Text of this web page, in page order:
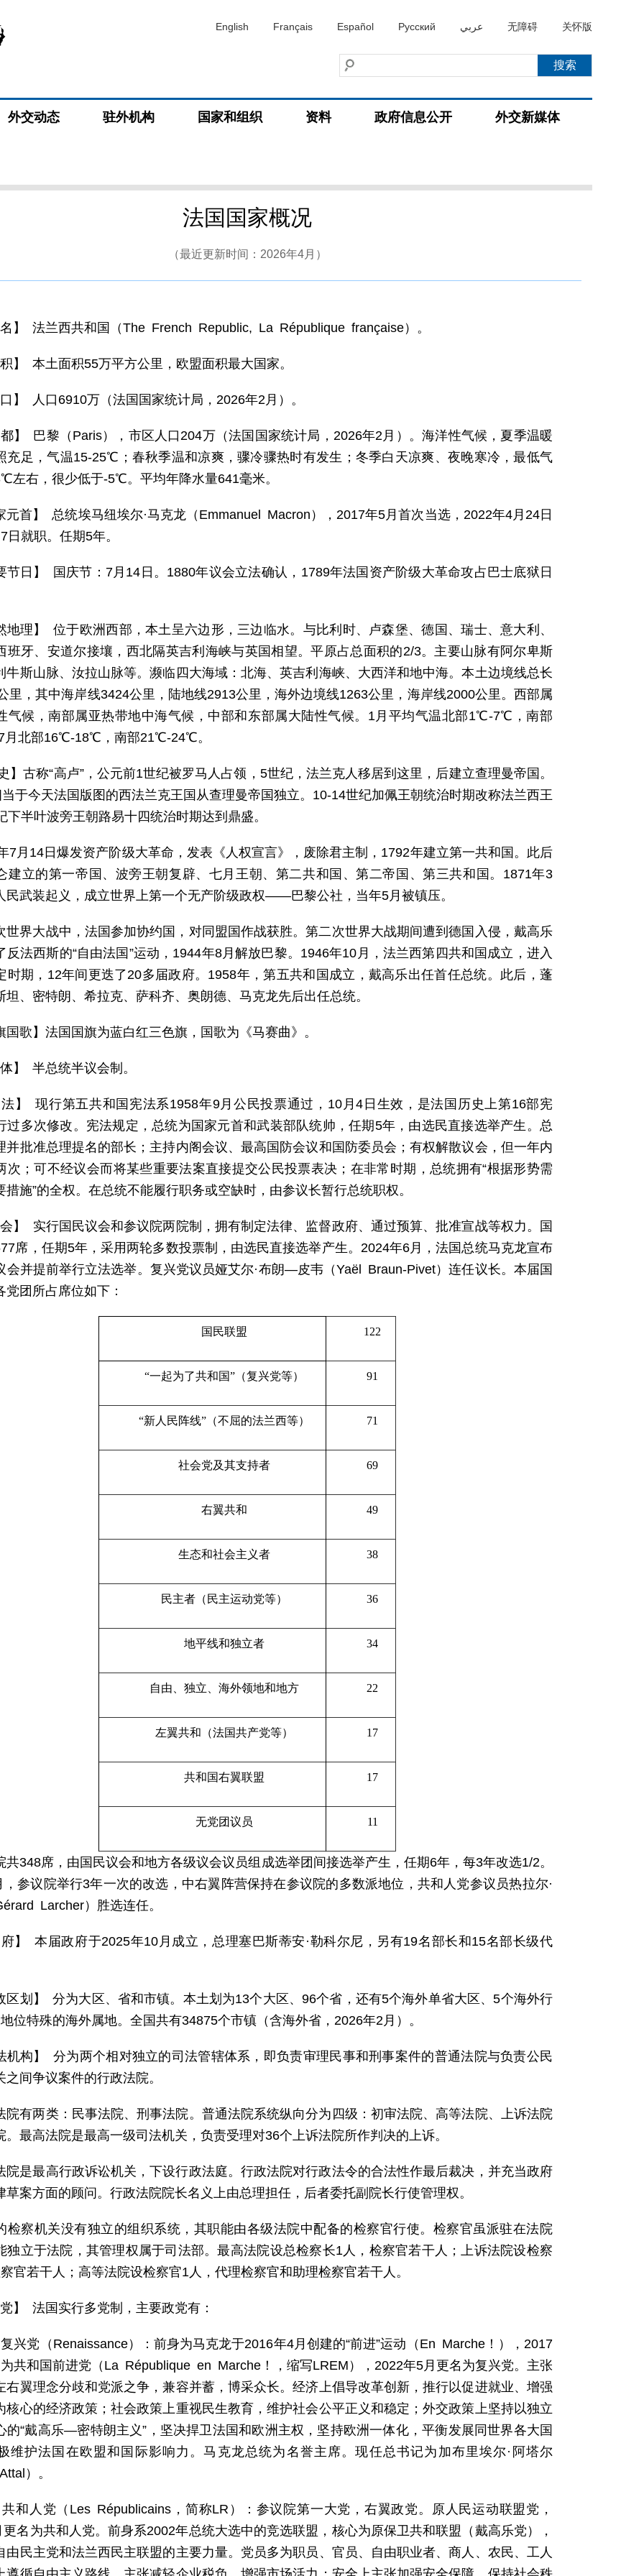
English Français Español Русский عربي 无障碍 关怀版
外交动态 驻外机构 国家和组织 资料 政府信息公开 外交新媒体
法国国家概况
（最近更新时间：2026年4月）
】 法兰西共和国（The French Republic, La République française）。
】 本土面积55万平方公里，欧盟面积最大国家。
】 人口6910万（法国国家统计局，2026年2月）。
】 巴黎（Paris），市区人口204万（法国国家统计局，2026年2月）。海洋性气候，夏季温暖
充足，气温15-25℃；春秋季温和凉爽，骤冷骤热时有发生；冬季白天凉爽、夜晚寒冷，最低气
左右，很少低于-5℃。平均年降水量641毫米。
元首】 总统埃马纽埃尔·马克龙（Emmanuel Macron），2017年5月首次当选，2022年4月24日
日就职。任期5年。
节日】 国庆节：7月14日。1880年议会立法确认，1789年法国资产阶级大革命攻占巴士底狱日
地理】 位于欧洲西部，本土呈六边形，三边临水。与比利时、卢森堡、德国、瑞士、意大利、
班牙、安道尔接壤，西北隔英吉利海峡与英国相望。平原占总面积的2/3。主要山脉有阿尔卑斯
牛斯山脉、汝拉山脉等。濒临四大海域：北海、英吉利海峡、大西洋和地中海。本土边境线总长
里，其中海岸线3424公里，陆地线2913公里，海外边境线1263公里，海岸线2000公里。西部属
气候，南部属亚热带地中海气候，中部和东部属大陆性气候。1月平均气温北部1℃-7℃，南部
北部16℃-18℃，南部21℃-24℃。
】古称“高卢”，公元前1世纪被罗马人占领，5世纪，法兰克人移居到这里，后建立查理曼帝国。
于今天法国版图的西法兰克王国从查理曼帝国独立。10-14世纪加佩王朝统治时期改称法兰西王
下半叶波旁王朝路易十四统治时期达到鼎盛。
7月14日爆发资产阶级大革命，发表《人权宣言》，废除君主制，1792年建立第一共和国。此后
建立的第一帝国、波旁王朝复辟、七月王朝、第二共和国、第二帝国、第三共和国。1871年3
民武装起义，成立世界上第一个无产阶级政权——巴黎公社，当年5月被镇压。
世界大战中，法国参加协约国，对同盟国作战获胜。第二次世界大战期间遭到德国入侵，戴高乐
反法西斯的“自由法国”运动，1944年8月解放巴黎。1946年10月，法兰西第四共和国成立，进入
时期，12年间更迭了20多届政府。1958年，第五共和国成立，戴高乐出任首任总统。此后，蓬
坦、密特朗、希拉克、萨科齐、奥朗德、马克龙先后出任总统。
国歌】法国国旗为蓝白红三色旗，国歌为《马赛曲》。
】 半总统半议会制。
】 现行第五共和国宪法系1958年9月公民投票通过，10月4日生效，是法国历史上第16部宪
过多次修改。宪法规定，总统为国家元首和武装部队统帅，任期5年，由选民直接选举产生。总
并批准总理提名的部长；主持内阁会议、最高国防会议和国防委员会；有权解散议会，但一年内
次；可不经议会而将某些重要法案直接提交公民投票表决；在非常时期，总统拥有“根据形势需
措施”的全权。在总统不能履行职务或空缺时，由参议长暂行总统职权。
】 实行国民议会和参议院两院制，拥有制定法律、监督政府、通过预算、批准宣战等权力。国
席，任期5年，采用两轮多数投票制，由选民直接选举产生。2024年6月，法国总统马克龙宣布
会并提前举行立法选举。复兴党议员娅艾尔·布朗—皮韦（Yaël Braun-Pivet）连任议长。本届国
党团所占席位如下：
国民联盟 122
“一起为了共和国”（复兴党等） 91
“新人民阵线”（不屈的法兰西等） 71
社会党及其支持者 69
右翼共和 49
生态和社会主义者 38
民主者（民主运动党等） 36
地平线和独立者 34
自由、独立、海外领地和地方 22
左翼共和（法国共产党等） 17
共和国右翼联盟 17
无党团议员 11
共348席，由国民议会和地方各级议会议员组成选举团间接选举产生，任期6年，每3年改选1/2。
，参议院举行3年一次的改选，中右翼阵营保持在参议院的多数派地位，共和人党参议员热拉尔·
Larcher）胜选连任。
】 本届政府于2025年10月成立，总理塞巴斯蒂安·勒科尔尼，另有19名部长和15名部长级代
区划】 分为大区、省和市镇。本土划为13个大区、96个省，还有5个海外单省大区、5个海外行
位特殊的海外属地。全国共有34875个市镇（含海外省，2026年2月）。
机构】 分为两个相对独立的司法管辖体系，即负责审理民事和刑事案件的普通法院与负责公民
之间争议案件的行政法院。
院有两类：民事法院、刑事法院。普通法院系统纵向分为四级：初审法院、高等法院、上诉法院
。最高法院是最高一级司法机关，负责受理对36个上诉法院所作判决的上诉。
院是最高行政诉讼机关，下设行政法庭。行政法院对行政法令的合法性作最后裁决，并充当政府
草案方面的顾问。行政法院院长名义上由总理担任，后者委托副院长行使管理权。
检察机关没有独立的组织系统，其职能由各级法院中配备的检察官行使。检察官虽派驻在法院
独立于法院，其管理权属于司法部。最高法院设总检察长1人，检察官若干人；上诉法院设检察
官若干人；高等法院设检察官1人，代理检察官和助理检察官若干人。
】 法国实行多党制，主要政党有：
兴党（Renaissance）：前身为马克龙于2016年4月创建的“前进”运动（En Marche！），2017
共和国前进党（La République en Marche！，缩写LREM），2022年5月更名为复兴党。主张
右翼理念分歧和党派之争，兼容并蓄，博采众长。经济上倡导改革创新，推行以促进就业、增强
核心的经济政策；社会政策上重视民生教育，维护社会公平正义和稳定；外交政策上坚持以独立
的“戴高乐—密特朗主义”，坚决捍卫法国和欧洲主权，坚持欧洲一体化，平衡发展同世界各大国
维护法国在欧盟和国际影响力。马克龙总统为名誉主席。现任总书记为加布里埃尔·阿塔尔
）。
和人党（Les Républicains，简称LR）：参议院第一大党，右翼政党。原人民运动联盟党，
名为共和人党。前身系2002年总统大选中的竞选联盟，核心为原保卫共和联盟（戴高乐党），
由民主党和法兰西民主联盟的主要力量。党员多为职员、官员、自由职业者、商人、农民、工人